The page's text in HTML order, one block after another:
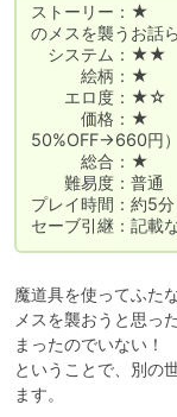
ストーリー：★　
のメスを襲うお話
システム：★★　
絵柄：★　　
エロ度：★☆　
価格：★　　　
50%OFF→660円）
総合：★　　　
難易度：普通
プレイ時間：約5
セーブ引継：記載
魔道具を使ってふた
メスを襲おうと思っ
まったのでいない！
ということで、別の
ます。